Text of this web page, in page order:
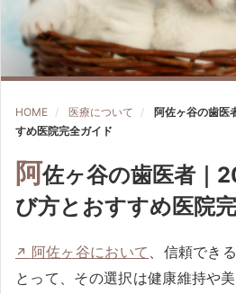
HOME 医療について
阿佐ヶ谷の歯医
すめ医院完全ガイド
阿佐ヶ谷の歯医者｜
び方とおすすめ医院
阿佐ヶ谷において 、信頼でき
とって、その選択は健康維持や